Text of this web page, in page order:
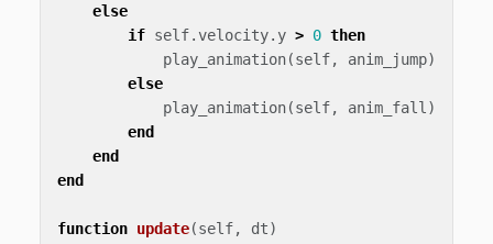
else
if self.velocity. y > 0 then
play_animation(self, anim_jump)
else
play_animation(self, anim_fall )
end
end
end
function update(self, dt)